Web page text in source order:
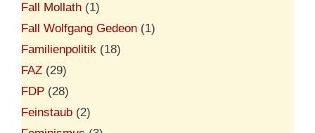
Fall Mollath (1)
Fall Wolfgang Gedeon (1)
Familienpolitik (18)
FAZ (29)
FDP (28)
Feinstaub (2)